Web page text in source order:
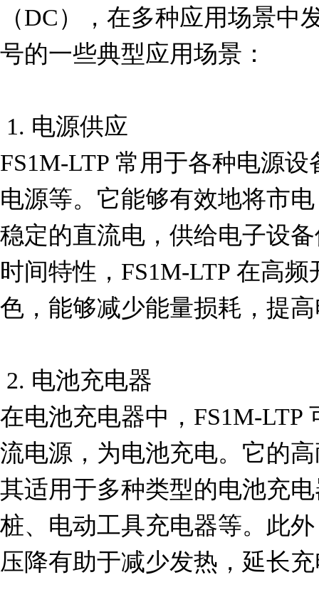
（DC），在多种应用场景中
号的一些典型应用场景：
FS1M-LTP 常用于各种电源
电源等。它能够有效地将市
稳定的直流电，供给电子设
时间特性，FS1M-LTP 在高
色，能够减少能量损耗，提
在电池充电器中，FS1M-LTP
流电源，为电池充电。它的
其适用于多种类型的电池充
桩、电动工具充电器等。此
压降有助于减少发热，延长